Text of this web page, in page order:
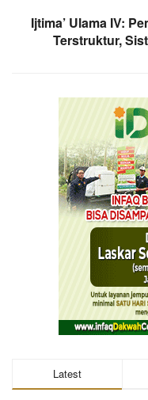
Ijtima’ Ulama IV:
Terstruktur,
Latest